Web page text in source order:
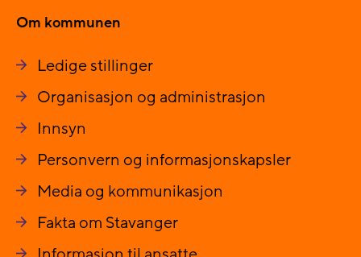
Om kommunen
Ledige stillinger
Organisasjon og administrasjon
Innsyn
Personvern og informasjonskapsler
Media og kommunikasjon
Fakta om Stavanger